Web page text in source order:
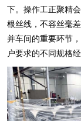
下。操作工正聚精
根丝线，不容丝毫
并车间的重要环节
户要求的不同规格经